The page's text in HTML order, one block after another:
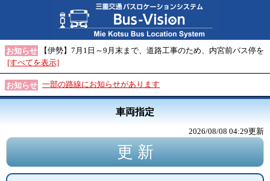
お知らせ
【伊勢】7月1日～9月末まで、道路工事のため、内宮前バス停を
[すべてを表示]
お知らせ 一部の路線にお知らせがあります
車両指定
2026/08/08 04:29更新